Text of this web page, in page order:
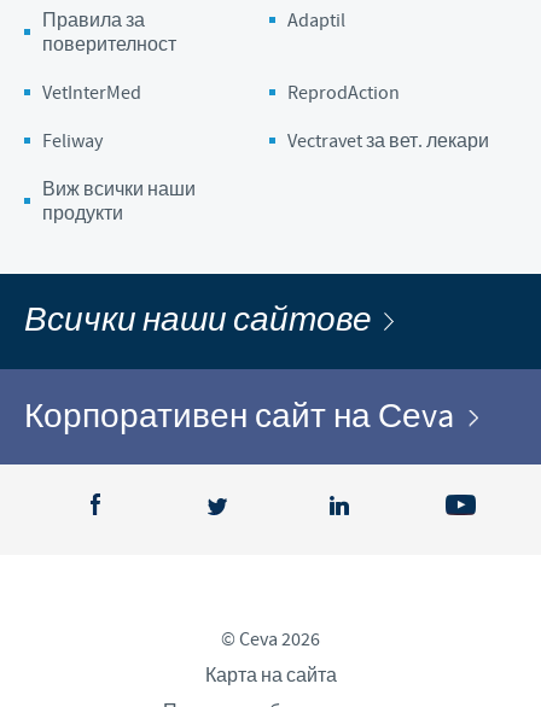
Правила за
поверителност
Adaptil
VetInterMed
ReprodAction
Feliway
Vectravet за вет. лекари
Виж всички наши
продукти
Всички наши сайтове
Корпоративен сайт на Сеva
© Ceva 2026
Карта на сайта